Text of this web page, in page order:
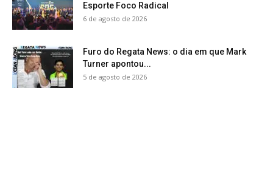
Esporte Foco Radical
6 de agosto de 2026
Furo do Regata News: o dia em que Mark
Turner apontou...
5 de agosto de 2026